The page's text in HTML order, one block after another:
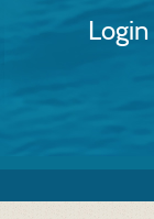
Login